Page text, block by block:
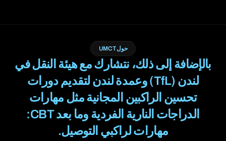
حول UMCT
بالإضافة إلى ذلك، نتشارك مع هيئة النقل في
لندن (TfL) وعمدة لندن لتقديم دورات
تحسين الراكبين المجانية مثل مهارات
الدراجات النارية الفردية وما بعد CBT:
مهارات لراكبي التوصيل.